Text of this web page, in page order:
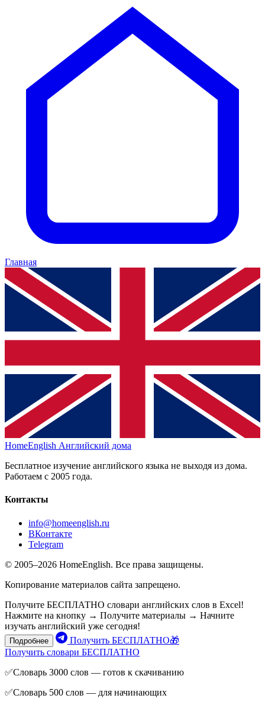
Главная
HomeEnglish Английский дома
Бесплатное изучение английского языка не выходя из дома.
Работаем с 2005 года.
Контакты
info@homeenglish.ru
ВКонтакте
Telegram
© 2005–2026 HomeEnglish. Все права защищены.
Копирование материалов сайта запрещено.
Получите БЕСПЛАТНО словари английских слов в Excel!
Нажмите на кнопку → Получите материалы → Начните
изучать английский уже сегодня!
Подробнее
Получить БЕСПЛАТНО🎁
Получить словари БЕСПЛАТНО
✅Словарь 3000 слов — готов к скачиванию
✅Словарь 500 слов — для начинающих